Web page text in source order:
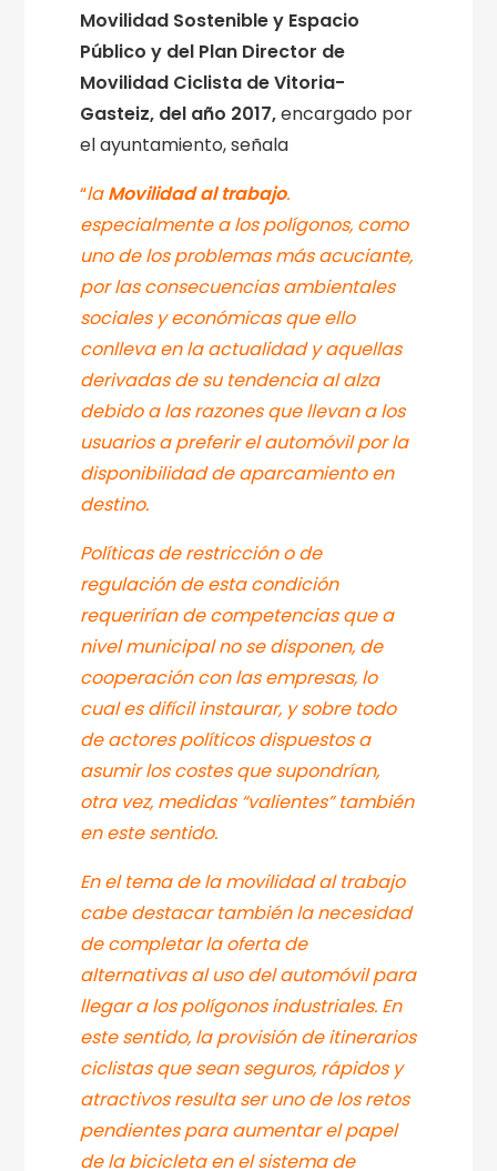
Movilidad Sostenible y Espacio
Público y del Plan Director de
Movilidad Ciclista de Vitoria-
Gasteiz, del año 2017,encargado por
el ayuntamiento, señala
“laMovilidad al trabajo.
especialmente a los polígonos, como
uno de los problemas más acuciante,
por las consecuencias ambientales
sociales y económicas que ello
conlleva en la actualidad y aquellas
derivadas de su tendencia al alza
debido a las razones que llevan a los
usuarios a preferir el automóvil por la
disponibilidad de aparcamiento en
destino.
Políticas de restricción o de
regulación de esta condición
requerirían de competencias que a
nivel municipal no se disponen, de
cooperación con las empresas, lo
cual es difícil instaurar, y sobre todo
de actores políticos dispuestos a
asumir los costes que supondrían,
otra vez, medidas “valientes” también
en este sentido.
En el tema de la movilidad al trabajo
cabe destacar también la necesidad
de completar la oferta de
alternativas al uso del automóvil para
llegar a los polígonos industriales. En
este sentido, la provisión de itinerarios
ciclistas que sean seguros, rápidos y
atractivos resulta ser uno de los retos
pendientes para aumentar el papel
de la bicicleta en el sistema de